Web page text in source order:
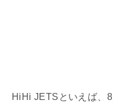
HiHi JETSといえば、8